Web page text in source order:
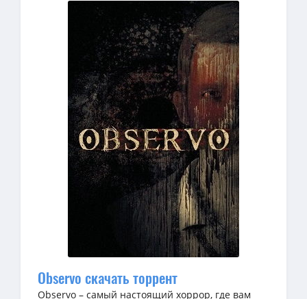
Observo скачать торрент
Observo – самый настоящий хоррор, где вам